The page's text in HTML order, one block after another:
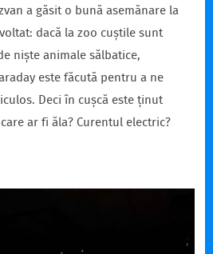
a găsit o bună asemănare la
dacă la zoo cuștile sunt
niște animale sălbatice,
este făcută pentru a ne
Deci în cușcă este ținut
ar fi ăla? Curentul electric?